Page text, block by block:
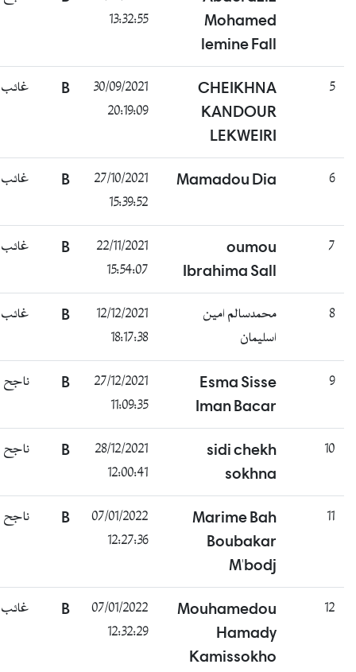
Mohamed
lemine Fall
13:32:55
CHEIKHNA
KANDOUR
LEKWEIRI
30/09/2021
20:19:09
غائب
Mamadou Dia
27/10/2021
15:39:52
غائب
oumou
Ibrahima Sall
22/11/2021
15:54:07
غائب
محمدسالم امين
اسليمان
12/12/2021
18:17:38
غائب
Esma Sisse
Iman Bacar
27/12/2021
11:09:35
ناجح
10
sidi chekh
sokhna
28/12/2021
12:00:41
ناجح
Marime Bah
Boubakar
M'bodj
07/01/2022
12:27:36
ناجح
12
Mouhamedou
Hamady
Kamissokho
07/01/2022
12:32:29
غائب